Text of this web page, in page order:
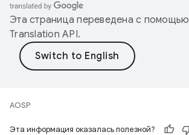
Эта страница переведена с помощью
Translation API.
AOSP
Эта информация оказалась полезной?